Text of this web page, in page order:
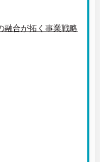
融合が拓く事業戦略